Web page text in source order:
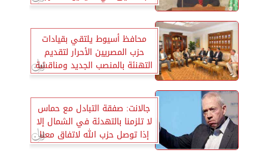
محافظ أسيوط يلتقي بقيادات
حزب المصريين الأحرار لتقديم
التهنئة بالمنصب الجديد ومناقشة
بعض القضايا التي تهم المواطن
جالانت: صفقة التبادل مع حماس
لا تلزمنا بالتهدئة في الشمال إلا
إذا توصل حزب الله لاتفاق معنا